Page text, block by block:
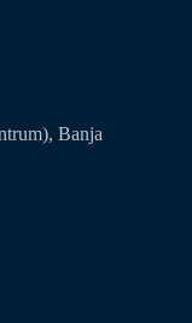
Banja